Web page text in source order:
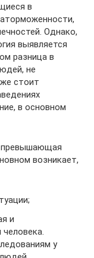
в
Однако,
выявляется
разница в
не
стоит
в основном
превышающая
возникает,
и
у